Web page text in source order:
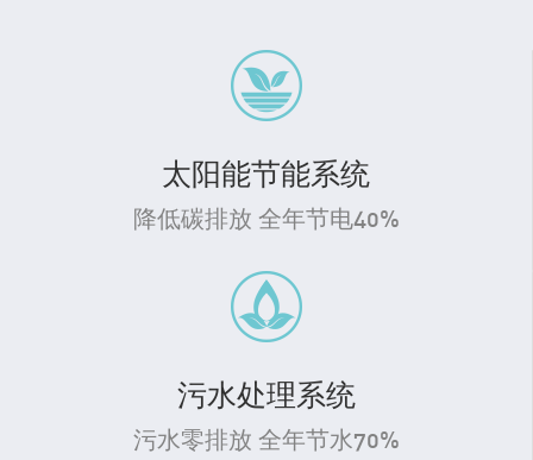
太阳能节能系统
降低碳排放 全年节电40%
污水处理系统
污水零排放 全年节水70%